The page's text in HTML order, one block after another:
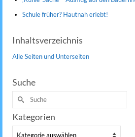
Schule früher? Hautnah erlebt!
Inhaltsverzeichnis
Alle Seiten und Unterseiten
Suche
Suche
nach:
Kategorien
Kategorien